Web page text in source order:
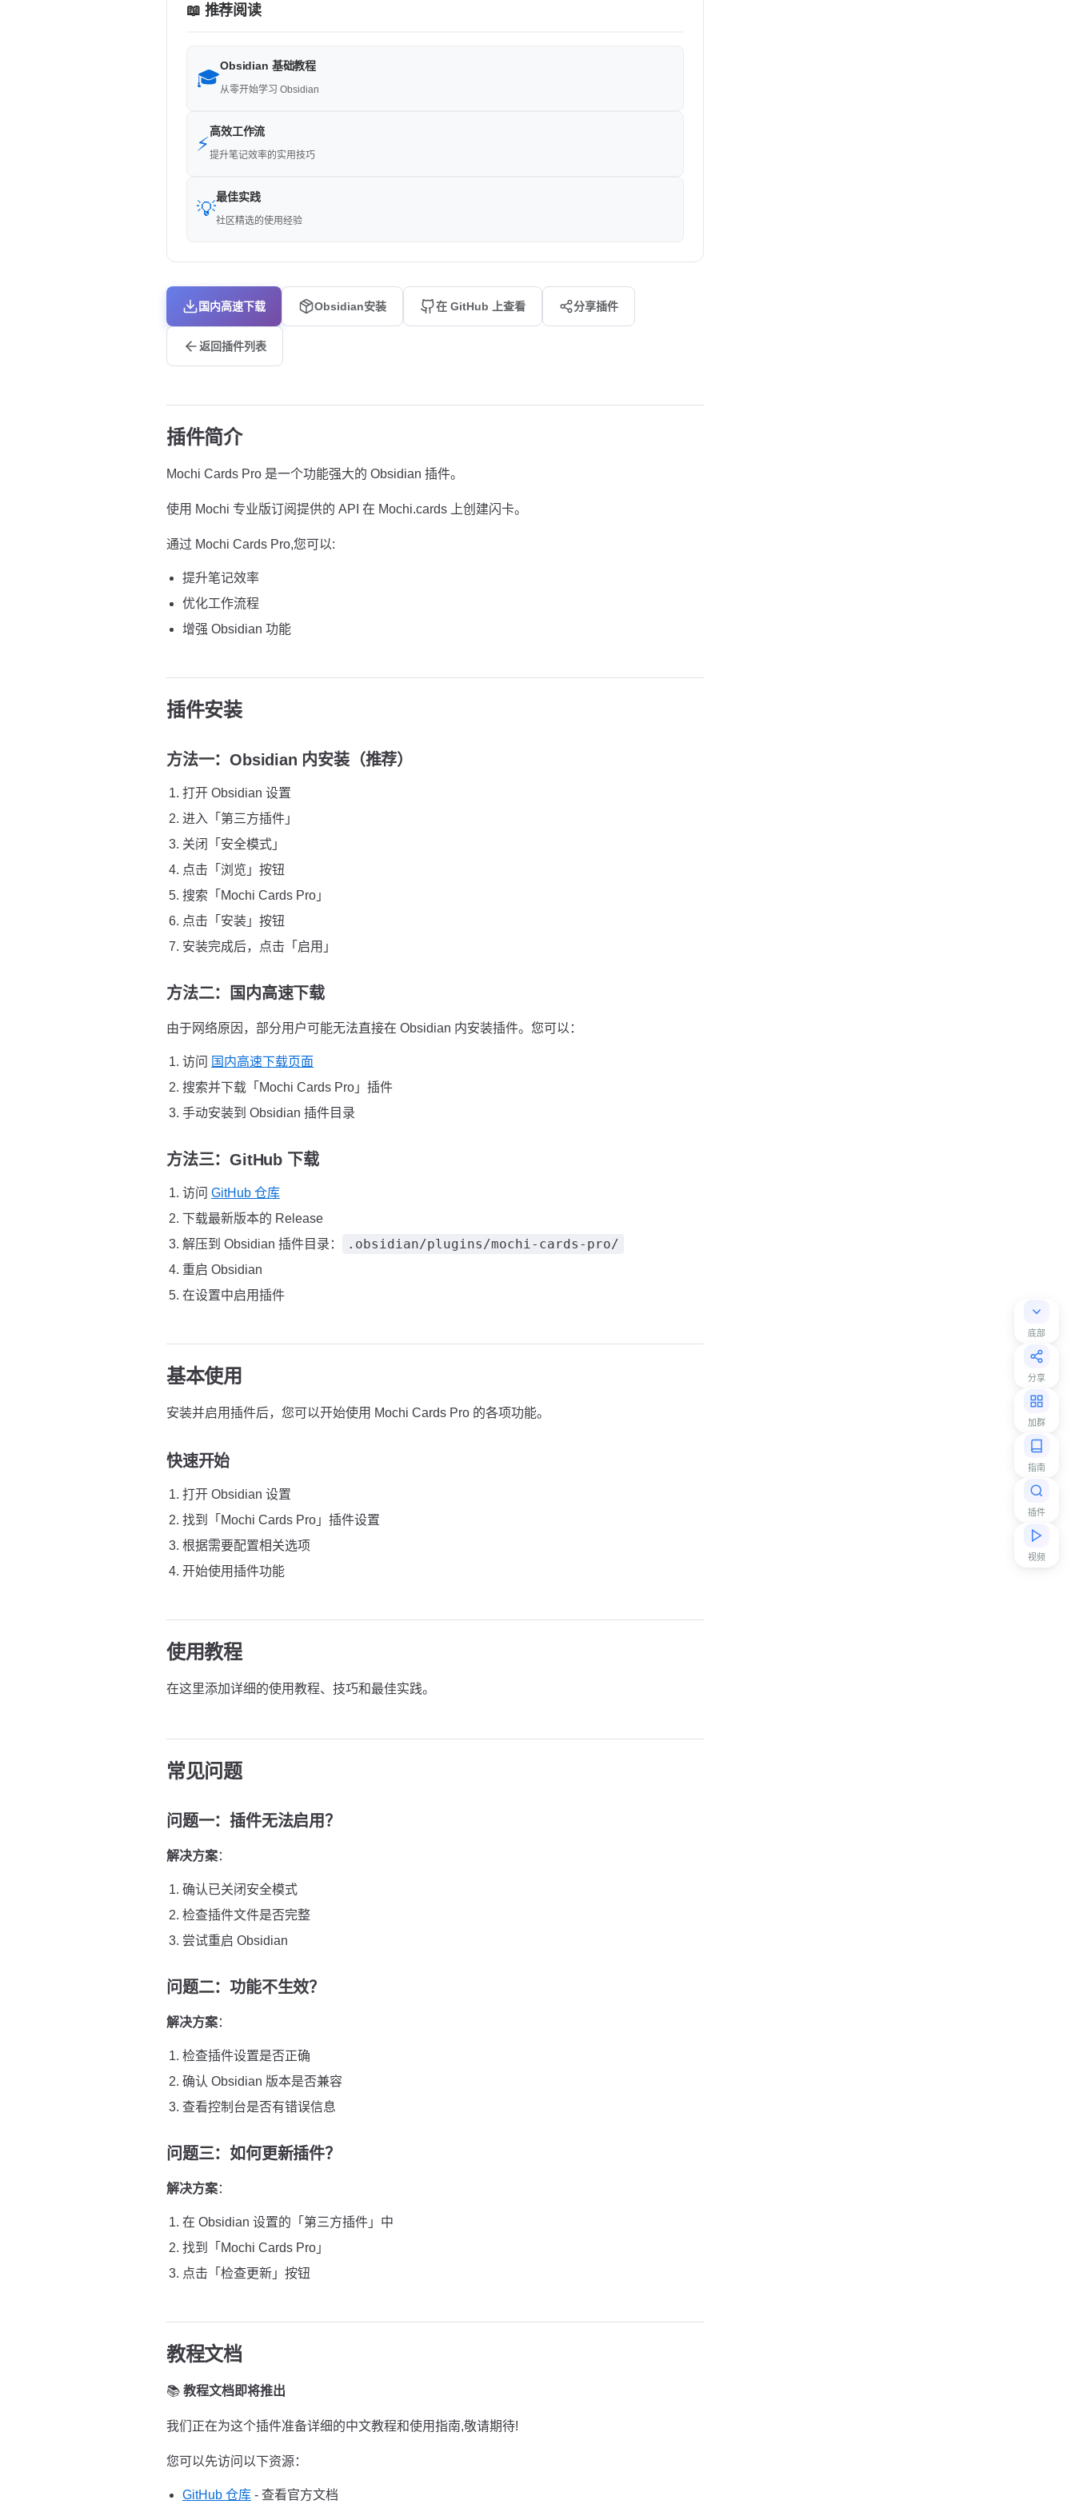
底部
分享
加群
指南
插件
视频
📖 推荐阅读
🎓
Obsidian 基础教程
从零开始学习 Obsidian
⚡
高效工作流
提升笔记效率的实用技巧
💡
最佳实践
社区精选的使用经验
国内高速下载 Obsidian安装 在 GitHub 上查看 分享插件
返回插件列表
插件简介
Mochi Cards Pro 是一个功能强大的 Obsidian 插件。
使用 Mochi 专业版订阅提供的 API 在 Mochi.cards 上创建闪卡。
通过 Mochi Cards Pro,您可以:
提升笔记效率
优化工作流程
增强 Obsidian 功能
插件安装
方法一：Obsidian 内安装（推荐）
打开 Obsidian 设置
进入「第三方插件」
关闭「安全模式」
点击「浏览」按钮
搜索「Mochi Cards Pro」
点击「安装」按钮
安装完成后，点击「启用」
方法二：国内高速下载
由于网络原因，部分用户可能无法直接在 Obsidian 内安装插件。您可以：
访问 国内高速下载页面
搜索并下载「Mochi Cards Pro」插件
手动安装到 Obsidian 插件目录
方法三：GitHub 下载
访问 GitHub 仓库
下载最新版本的 Release
解压到 Obsidian 插件目录：
.obsidian/plugins/mochi-cards-pro/
重启 Obsidian
在设置中启用插件
基本使用
安装并启用插件后，您可以开始使用 Mochi Cards Pro 的各项功能。
快速开始
打开 Obsidian 设置
找到「Mochi Cards Pro」插件设置
根据需要配置相关选项
开始使用插件功能
使用教程
在这里添加详细的使用教程、技巧和最佳实践。
常见问题
问题一：插件无法启用？
解决方案：
确认已关闭安全模式
检查插件文件是否完整
尝试重启 Obsidian
问题二：功能不生效？
解决方案：
检查插件设置是否正确
确认 Obsidian 版本是否兼容
查看控制台是否有错误信息
问题三：如何更新插件？
解决方案：
在 Obsidian 设置的「第三方插件」中
找到「Mochi Cards Pro」
点击「检查更新」按钮
教程文档
📚 教程文档即将推出
我们正在为这个插件准备详细的中文教程和使用指南,敬请期待!
您可以先访问以下资源：
GitHub 仓库 - 查看官方文档